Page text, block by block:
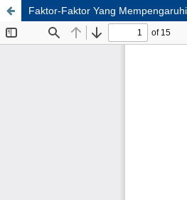
Faktor-Faktor Yang